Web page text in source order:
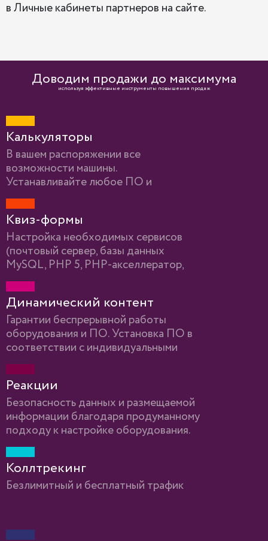
в Личные кабинеты партнеров на сайте.
Доводим продажи до максимума
используя эффективные инструменты повышения продаж
Калькуляторы
В вашем распоряжении все
возможности машины.
Устанавливайте любое ПО и
настраивайте сервер так, как удобно
именно вам.
Квиз-формы
Настройка необходимых сервисов
(почтовый сервер, базы данных
MySQL, PHP 5, PHP-акселлератор,
расширения для PHP, DNS, FTP, SSH,
система резервного копирования и пр.)
Динамический контент
Гарантии беспрерывной работы
оборудования и ПО. Установка ПО в
соответствии с индивидуальными
особенностями проекта.
Реакции
Безопасность данных и размещаемой
информации благодаря продуманному
подходу к настройке оборудования.
Коллтрекинг
Безлимитный и бесплатный трафик